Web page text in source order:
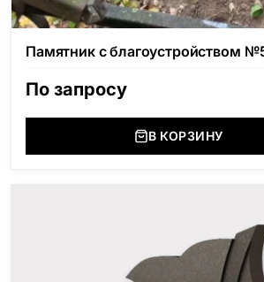
Памятник с благоустройством
По запросу
В КОРЗИНУ